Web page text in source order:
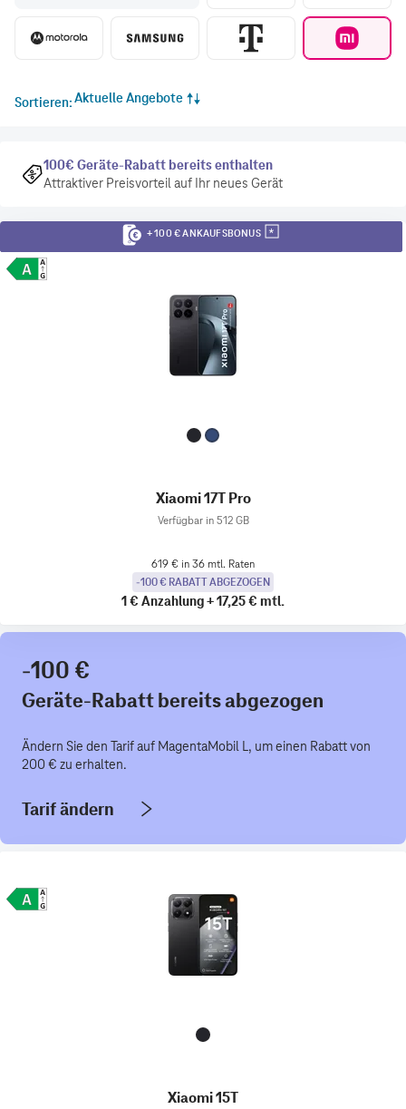
Sortieren Aktuelle Angebote
100€ Geräte-Rabatt bereits enthalten
Attraktiver Preisvorteil auf Ihr neues Gerät
+ 100 € ANKAUFSBONUS
Xiaomi 17T Pro
Verfügbar in 512 GB
619 € in 36 mtl. Raten
-100 € RABATT ABGEZOGEN
1 € Anzahlung+17,25 € mtl.
-100 €
Geräte-Rabatt bereits abgezogen
Ändern Sie den Tarif auf MagentaMobil L, um einen Rabatt von
200 € zu erhalten.
Tarif ändern
Xiaomi 15T